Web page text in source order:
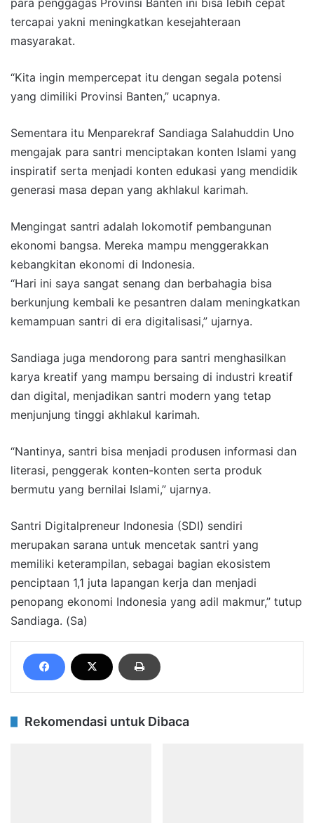
tercapai yakni meningkatkan kesejahteraan
masyarakat.
“Kita ingin mempercepat itu dengan segala potensi
yang dimiliki Provinsi Banten,” ucapnya.
Sementara itu Menparekraf Sandiaga Salahuddin Uno
mengajak para santri menciptakan konten Islami yang
inspiratif serta menjadi konten edukasi yang mendidik
generasi masa depan yang akhlakul karimah.
Mengingat santri adalah lokomotif pembangunan
ekonomi bangsa. Mereka mampu menggerakkan
kebangkitan ekonomi di Indonesia.
“Hari ini saya sangat senang dan berbahagia bisa
berkunjung kembali ke pesantren dalam meningkatkan
kemampuan santri di era digitalisasi,” ujarnya.
Sandiaga juga mendorong para santri menghasilkan
karya kreatif yang mampu bersaing di industri kreatif
dan digital, menjadikan santri modern yang tetap
menjunjung tinggi akhlakul karimah.
“Nantinya, santri bisa menjadi produsen informasi dan
literasi, penggerak konten-konten serta produk
bermutu yang bernilai Islami,” ujarnya.
Santri Digitalpreneur Indonesia (SDI) sendiri
merupakan sarana untuk mencetak santri yang
memiliki keterampilan, sebagai bagian ekosistem
penciptaan 1,1 juta lapangan kerja dan menjadi
penopang ekonomi Indonesia yang adil makmur,” tutup
Sandiaga. (Sa)
Rekomendasi untuk Dibaca